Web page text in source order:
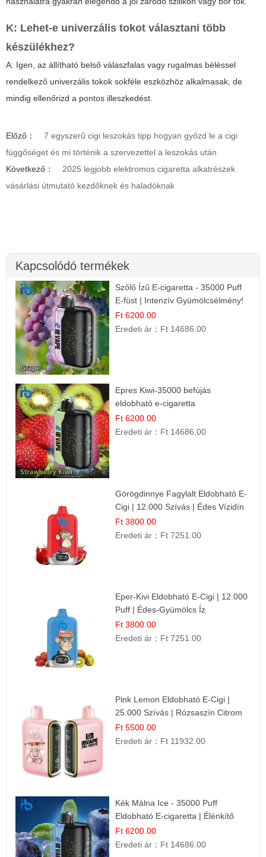
K: Lehet-e univerzális tokot választani több
készülékhez?
A: Igen, az állítható belső válaszfalas vagy rugalmas béléssel
rendelkező univerzális tokok sokféle eszközhöz alkalmasak, de
mindig ellenőrizd a pontos illeszkedést.
Előző：
7 egyszerű cigi leszokás tipp hogyan győzd le a cigi
függőséget és mi történik a szervezettel a leszokás után
Következő：
2025 legjobb elektromos cigaretta alkatrészek
vásárlási útmutató kezdőknek és haladóknak
Kapcsolódó termékek
Szőlő Ízű E-cigaretta - 35000 Puff
E-füst | Intenzív Gyümölcsélmény!
Ft 6200.00
Eredeti ár： Ft 14686.00
Epres Kiwi-35000 befújás
eldobható e-cigaretta
Ft 6200.00
Eredeti ár： Ft 14686.00
Görögdinnye Fagylalt Eldobható E-
Cigi | 12.000 Szívás | Édes Vízidín
Íz
Ft 3800.00
Eredeti ár： Ft 7251.00
Eper-Kivi Eldobható E-Cigi | 12.000
Puff | Édes-Gyümölcs Íz
Ft 3800.00
Eredeti ár： Ft 7251.00
Pink Lemon Eldobható E-Cigi |
25.000 Szívás | Rózsaszín Citrom
Íz
Ft 5500.00
Eredeti ár： Ft 11932.00
Kék Málna Ice - 35000 Puff
Eldobható E-cigaretta | Élénkítő
Gyümölcsös Frissesség!
Ft 6200.00
Eredeti ár： Ft 14686.00